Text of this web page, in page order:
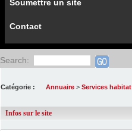
Soumettre un site
Contact
Search:
Catégorie : Annuaire > Services habitat
Infos sur le site